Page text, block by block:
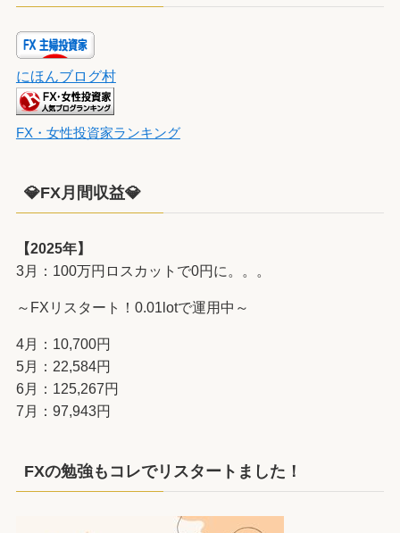
にほんブログ村
FX・女性投資家ランキング
💎FX月間収益💎
【2025年】
3月：100万円ロスカットで0円に。。。
～FXリスタート！0.01lotで運用中～
4月：10,700円
5月：22,584円
6月：125,267円
7月：97,943円
FXの勉強もコレでリスタートました！